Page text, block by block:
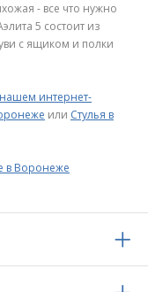
- все что нужно
5 состоит из
с ящиком и полки
интернет-
или Стулья в
в Воронеже